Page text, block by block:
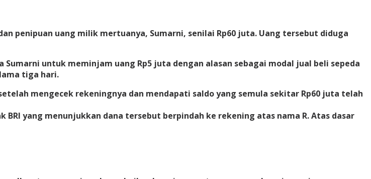
penipuan uang milik mertuanya, Sumarni, senilai Rp60 juta. Uang tersebut diduga
untuk meminjam uang Rp5 juta dengan alasan sebagai modal jual beli sepeda
tiga hari.
mengecek rekeningnya dan mendapati saldo yang semula sekitar Rp60 juta telah
yang menunjukkan dana tersebut berpindah ke rekening atas nama R. Atas dasar